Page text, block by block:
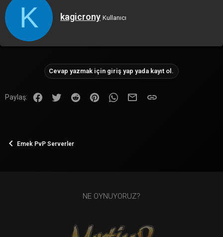
K
Y
a
kagicrony Kullanıcı
Cevap yazmak için giriş yap yada kayıt ol.
Paylaş: FacebookTwitter Reddit PinterestWhatsApp
E-posta
Emek PvP Serverler
NE OYNUYORUZ?